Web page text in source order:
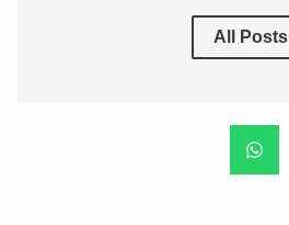
All Posts